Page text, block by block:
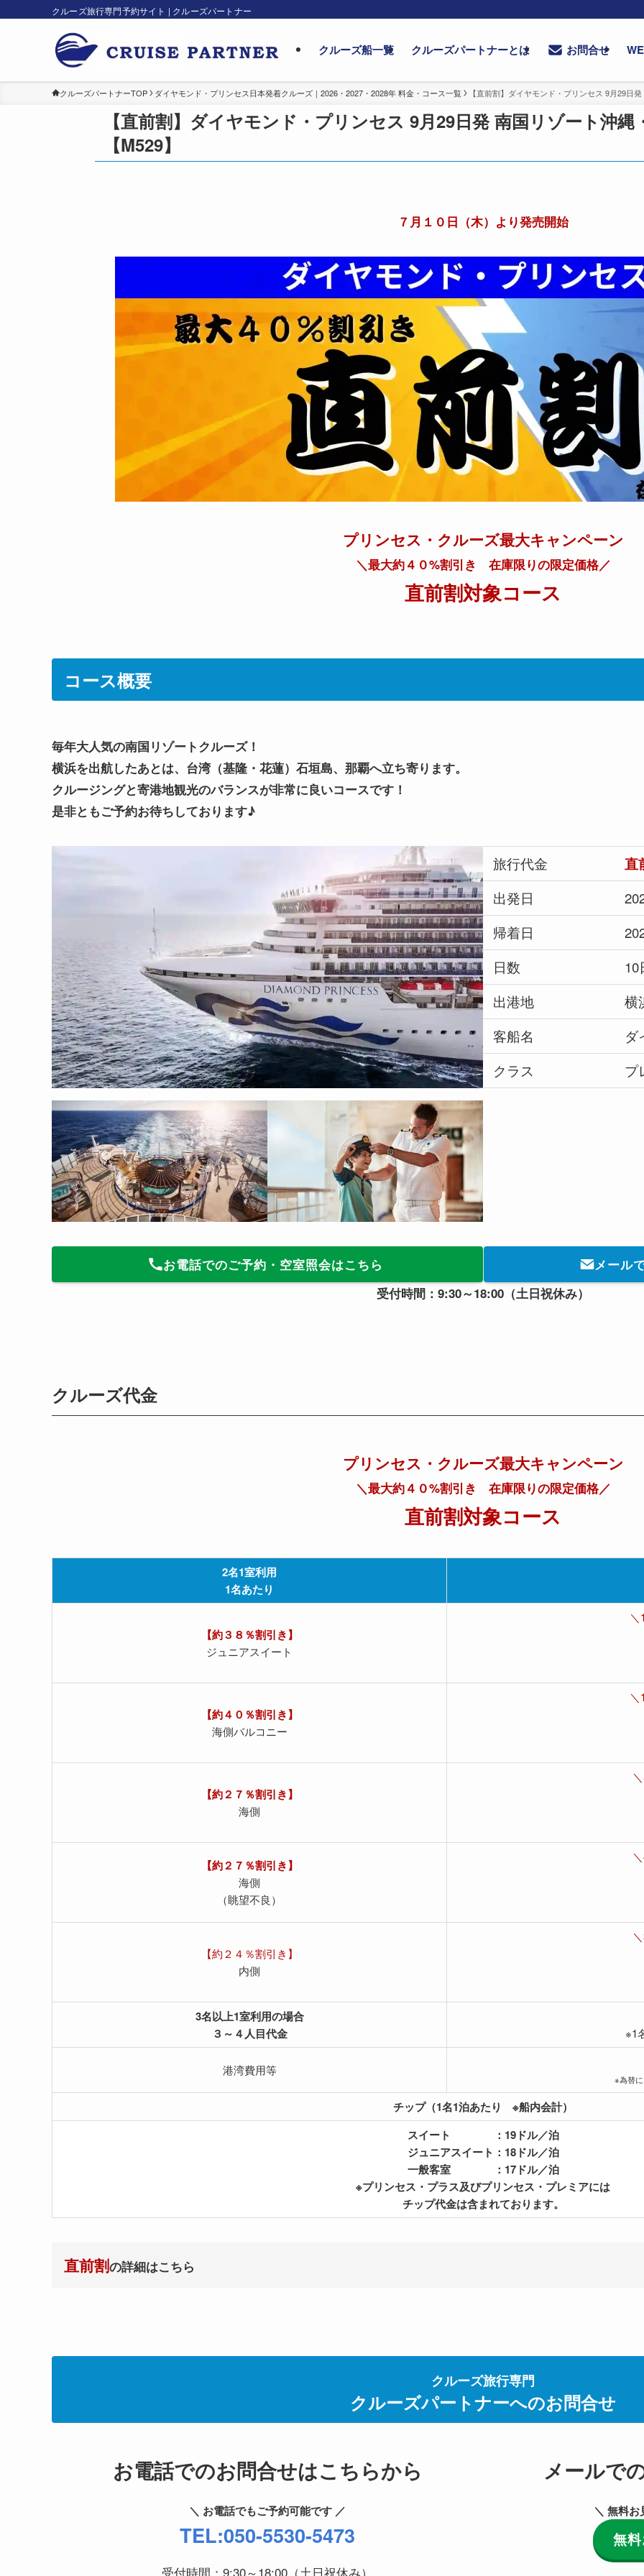
クルーズ旅行専門予約サイト | クルーズパートナー
クルーズ船一覧 クルーズパートナーとは お問合せ
クルーズパートナーTOP ダイヤモンド・プリンセス日本発着クルーズ｜2026・2027・2028年 料金・コース一覧 【直前割】ダイヤモンド・プリンセス 9月29日
【直前割】ダイヤモンド・プリンセス 9月29日発 南国リゾート沖
【M529】
７月１０日（木）より発売開始
プリンセス・クルーズ最大キャンペーン
＼最大約４０%割引き 在庫限りの限定価格／
直前割対象コース
コース概要
毎年大人気の南国リゾートクルーズ！
横浜を出航したあとは、台湾（基隆・花蓮）石垣島、那覇へ立ち寄ります。
クルージングと寄港地観光のバランスが非常に良いコースです！
是非ともご予約お待ちしております♪
旅行代金 直
出発日
帰着日
日数
10
出港地
横
客船名
ダ
クラス
プ
お電話でのご予約・空室照会はこちら
メール
受付時間：9:30～18:00（土日祝休み）
クルーズ代金
プリンセス・クルーズ最大キャンペーン
＼最大約４０%割引き 在庫限りの限定価格／
直前割対象コース
2名1室利用
1名あたり
【約３８％割引き】
ジュニアスイート
【約４０％割引き】
海側バルコニー
【約２７％割引き】
海側
【約２７％割引き】
海側
（眺望不良）
【約２４％割引き】
内側
3名以上1室利用の場合
３～４人目代金
※1
港湾費用等
※為替
チップ（1名1泊あたり ※船内会計）
スイート ：19ドル／泊
ジュニアスイート：18ドル／泊
一般客室 ：17ドル／泊
※プリンセス・プラス及びプリンセス・プレミアには
チップ代金は含まれております。
直前割の詳細はこちら
クルーズ旅行専門
クルーズパートナーへのお問合せ
お電話でのお問合せはこちらから
＼ お電話でもご予約可能です ／
TEL:050-5530-5473
受付時間：9:30～18:00（土日祝休み）
メールで
＼ 無料
無